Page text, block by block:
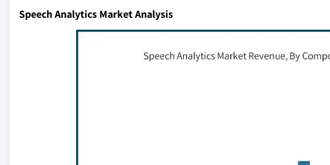
Speech Analytics Market Analysis